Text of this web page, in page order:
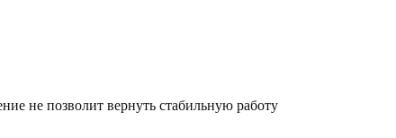
не позволит вернуть стабильную работу